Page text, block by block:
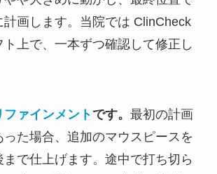
画します。当院では ClinCheck
ト上で、一本ずつ確認して修正し
ファインメント です。 最初の計画
た場合、追加のマウスピースを
で仕上げます。途中で打ち切ら